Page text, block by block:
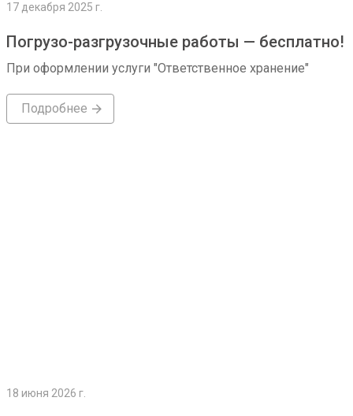
17 декабря 2025 г.
Погрузо-разгрузочные работы — бесплатно!
При оформлении услуги "Ответственное хранение"
Подробнее
18 июня 2026 г.